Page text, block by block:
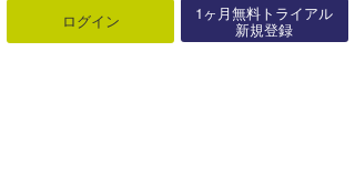
ログイン 1ヶ月無料トライアル
新規登録